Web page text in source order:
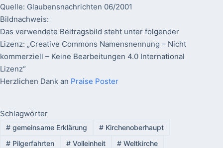
Quelle: Glaubensnachrichten 06/2001
Bildnachweis:
Das verwendete Beitragsbild steht unter folgender
Lizenz: „Creative Commons Namensnennung – Nicht
kommerziell – Keine Bearbeitungen 4.0 International
Lizenz“
Herzlichen Dank an Praise Poster
Schlagwörter
#gemeinsame Erklärung #Kirchenoberhaupt
#Pilgerfahrten #Volleinheit # Weltkirche